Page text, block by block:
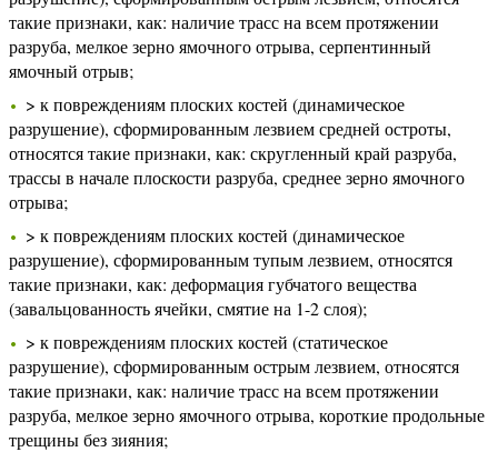
такие признаки, как: наличие трасс на всем протяжении
разруба, мелкое зерно ямочного отрыва, серпентинный
ямочный отрыв;
> к повреждениям плоских костей (динамическое
разрушение), сформированным лезвием средней остроты,
относятся такие признаки, как: скругленный край разруба,
трассы в начале плоскости разруба, среднее зерно ямочного
отрыва;
> к повреждениям плоских костей (динамическое
разрушение), сформированным тупым лезвием, относятся
такие признаки, как: деформация губчатого вещества
(завальцованность ячейки, смятие на 1-2 слоя);
> к повреждениям плоских костей (статическое
разрушение), сформированным острым лезвием, относятся
такие признаки, как: наличие трасс на всем протяжении
разруба, мелкое зерно ямочного отрыва, короткие продольные
трещины без зияния;